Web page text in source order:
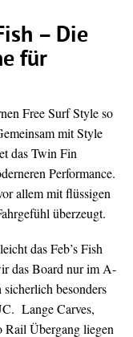
– Die
für
Free Surf Style so
mit Style
das Twin Fin
Performance.
allem mit flüssigen
überzeugt.
das Feb’s Fish
das Board nur im A-
sicherlich besonders
Lange Carves,
Rail Übergang liegen